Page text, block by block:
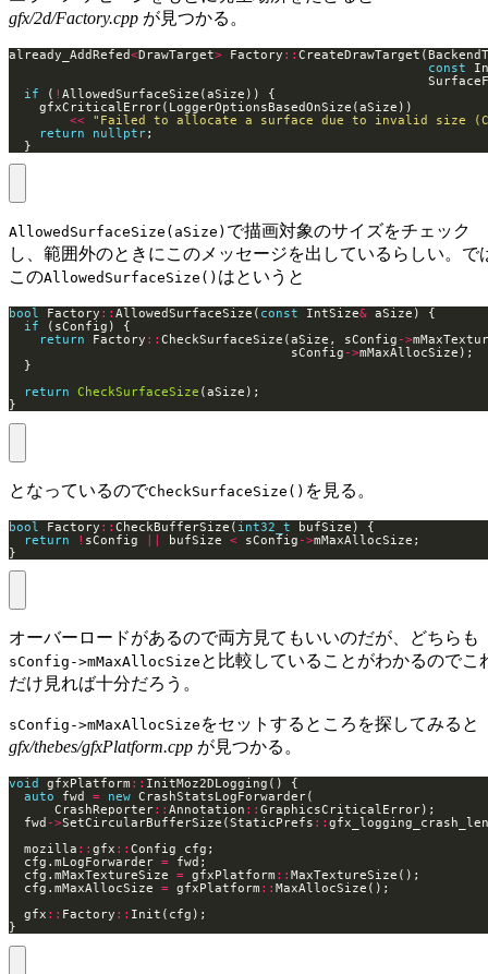
gfx/2d/Factory.cpp が見つかる。
already_AddRefed<DrawTarget> Factory ::
const
if ( !
<<
"Failed to allocate a surface due to invalid size
return
nullptr
  }
AllowedSurfaceSize(aSize) で描画対象のサイズをチェック
し、範囲外のときにこのメッセージを出しているらしい。で
このAllowedSurfaceSize() はというと
bool Factory :: AllowedSurfaceSize( const IntSize&
if
return Factory :: CheckSurfaceSize(aSize, sConfig ->
                                     sConfig
->
return
CheckSurfaceSize
}
となっているのでCheckSurfaceSize() を見る。
bool Factory :: CheckBufferSize( int32_t
return
! sConfig bufSize < sConfig ->
}
オーバーロードがあるので両方見てもいいのだが、どちらも
sConfig->mMaxAllocSize と比較していることがわかるのでこ
だけ見れば十分だろう。
sConfig->mMaxAllocSize をセットするところを探してみると
gfx/thebes/gfxPlatform.cpp が見つかる。
void gfxPlatform ::
auto fwd = new
      CrashReporter
:: Annotation ::
  fwd
->SetCircularBufferSize(StaticPrefs ::
  mozilla
:: gfx ::
  cfg.mLogForwarder
=
  cfg.mMaxTextureSize
= gfxPlatform ::
  cfg.mMaxAllocSize
= gfxPlatform ::
  gfx
:: Factory ::
}